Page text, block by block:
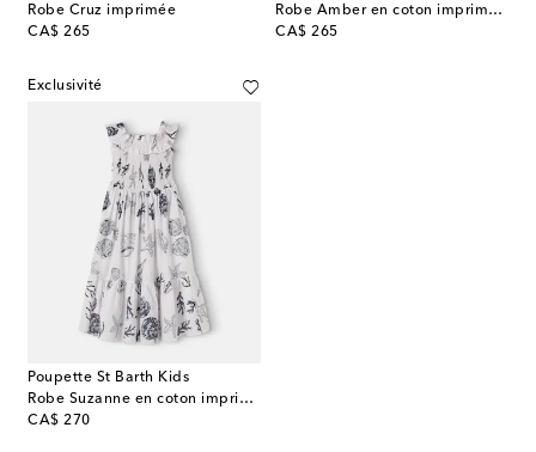
Robe Cruz imprimée
CA$ 265
original price
Robe Amber en coton imprimée à volants
CA$ 265
original price
Exclusivité
Poupette St Barth Kids
Robe Suzanne en coton imprimée à volants
CA$ 270
original price